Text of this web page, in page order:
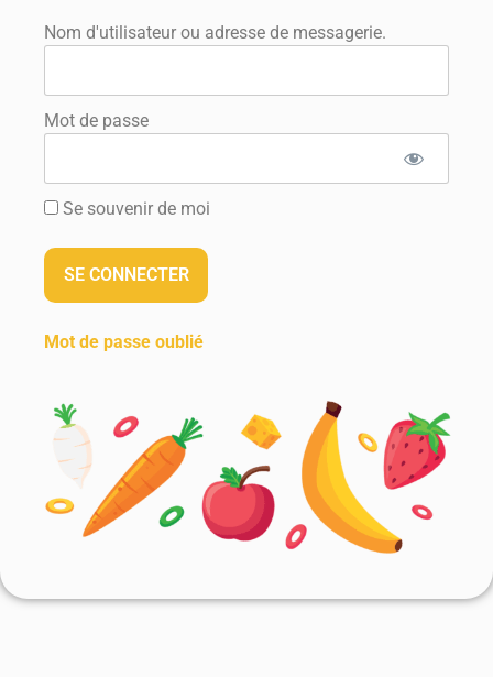
Nom d'utilisateur ou adresse de messagerie.
Mot de passe
Se souvenir de moi
Mot de passe oublié